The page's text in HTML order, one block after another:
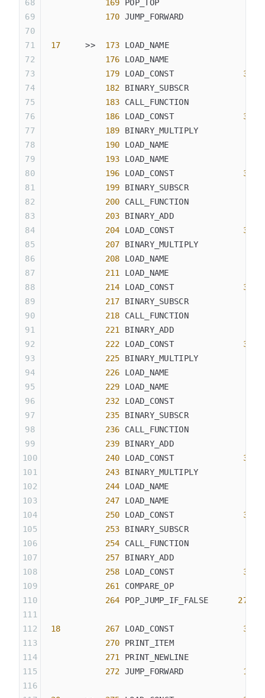
            169
POP_TOP
            170
JUMP_FORWARD
17
     >>
173 LOAD_NAME
            176
LOAD_NAME
            179
LOAD_CONST 32
            182
BINARY_SUBSCR
            183
CALL_FUNCTION
            186
LOAD_CONST 33
            189
BINARY_MULTIPLY
            190
LOAD_NAME
            193
LOAD_NAME
            196
LOAD_CONST 34
            199
BINARY_SUBSCR
            200
CALL_FUNCTION
            203
BINARY_ADD
            204
LOAD_CONST 33
            207
BINARY_MULTIPLY
            208
LOAD_NAME
            211
LOAD_NAME
            214
LOAD_CONST 35
            217
BINARY_SUBSCR
            218
CALL_FUNCTION
            221
BINARY_ADD
            222
LOAD_CONST 33
            225
BINARY_MULTIPLY
            226
LOAD_NAME
            229
LOAD_NAME
            232
LOAD_CONST
            235
BINARY_SUBSCR
            236
CALL_FUNCTION
            239
BINARY_ADD
            240
LOAD_CONST 33
            243
BINARY_MULTIPLY
            244
LOAD_NAME
            247
LOAD_NAME
            250
LOAD_CONST 36
            253
BINARY_SUBSCR
            254
CALL_FUNCTION
            257
BINARY_ADD
            258
LOAD_CONST 37
            261
COMPARE_OP
            264
POP_JUMP_IF_FALSE 275
18
         267
LOAD_CONST 38
            270
PRINT_ITEM
            271
PRINT_NEWLINE
            272
JUMP_FORWARD 15